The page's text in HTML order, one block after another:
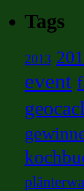
Tags
2013
event